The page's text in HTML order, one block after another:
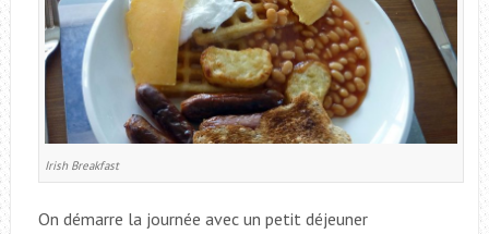
Irish Breakfast
On démarre la journée avec un petit déjeuner